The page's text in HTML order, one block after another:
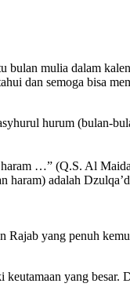
mulia dalam
dan semoga bisa
hurum (bulan-
…” (Q.S. Al
adalah
yang penuh
yang besar.